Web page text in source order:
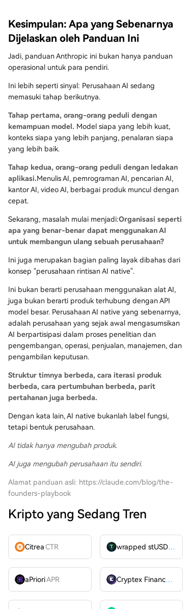
Kesimpulan: Apa yang Sebenarnya
Dijelaskan oleh Panduan Ini
Jadi, panduan Anthropic ini bukan hanya panduan
operasional untuk para pendiri.
Ini lebih seperti sinyal: Perusahaan AI sedang
memasuki tahap berikutnya.
Tahap pertama, orang-orang peduli dengan
kemampuan model. Model siapa yang lebih kuat,
konteks siapa yang lebih panjang, penalaran siapa
yang lebih baik.
Tahap kedua, orang-orang peduli dengan ledakan
aplikasi.Menulis AI, pemrograman AI, pencarian AI,
kantor AI, video AI, berbagai produk muncul dengan
cepat.
Sekarang, masalah mulai menjadi:Organisasi seperti
apa yang benar-benar dapat menggunakan AI
untuk membangun ulang sebuah perusahaan?
Ini juga merupakan bagian paling layak dibahas dari
konsep "perusahaan rintisan AI native".
Ini bukan berarti perusahaan menggunakan alat AI,
juga bukan berarti produk terhubung dengan API
model besar. Perusahaan AI native yang sebenarnya,
adalah perusahaan yang sejak awal mengasumsikan
AI berpartisipasi dalam proses penelitian dan
pengembangan, operasi, penjualan, manajemen, dan
pengambilan keputusan.
Struktur timnya berbeda, cara iterasi produk
berbeda, cara pertumbuhan berbeda, parit
pertahanan juga berbeda.
Dengan kata lain, AI native bukanlah label fungsi,
tetapi bentuk perusahaan.
AI tidak hanya mengubah produk.
AI juga mengubah perusahaan itu sendiri.
Alamat panduan asli: https://claude.com/blog/the-
founders-playbook
Kripto yang Sedang Tren
CitreaCTR wrapped stUSDT
aPrioriAPR Cryptex FinanceCTX